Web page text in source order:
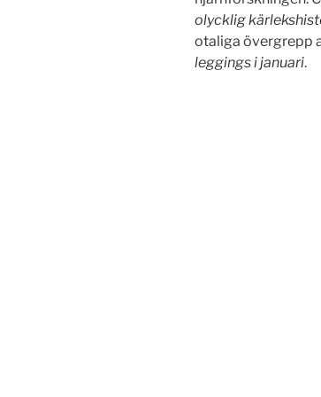
olycklig
otaliga övergrepp
leggings i januari.